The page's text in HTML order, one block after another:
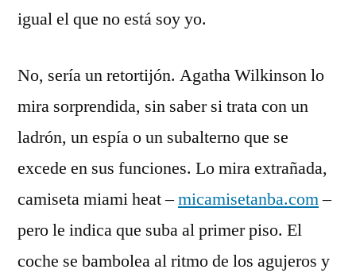
igual el que no está soy yo.
No, sería un retortijón. Agatha Wilkinson lo
mira sorprendida, sin saber si trata con un
ladrón, un espía o un subalterno que se
excede en sus funciones. Lo mira extrañada,
camiseta miami heat –micamisetanba.com–
pero le indica que suba al primer piso. El
coche se bambolea al ritmo de los agujeros y